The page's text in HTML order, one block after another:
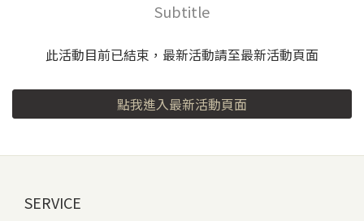
Subtitle
此活動目前已結束，最新活動請至最新活動頁面
點我進入最新活動頁面
SERVICE